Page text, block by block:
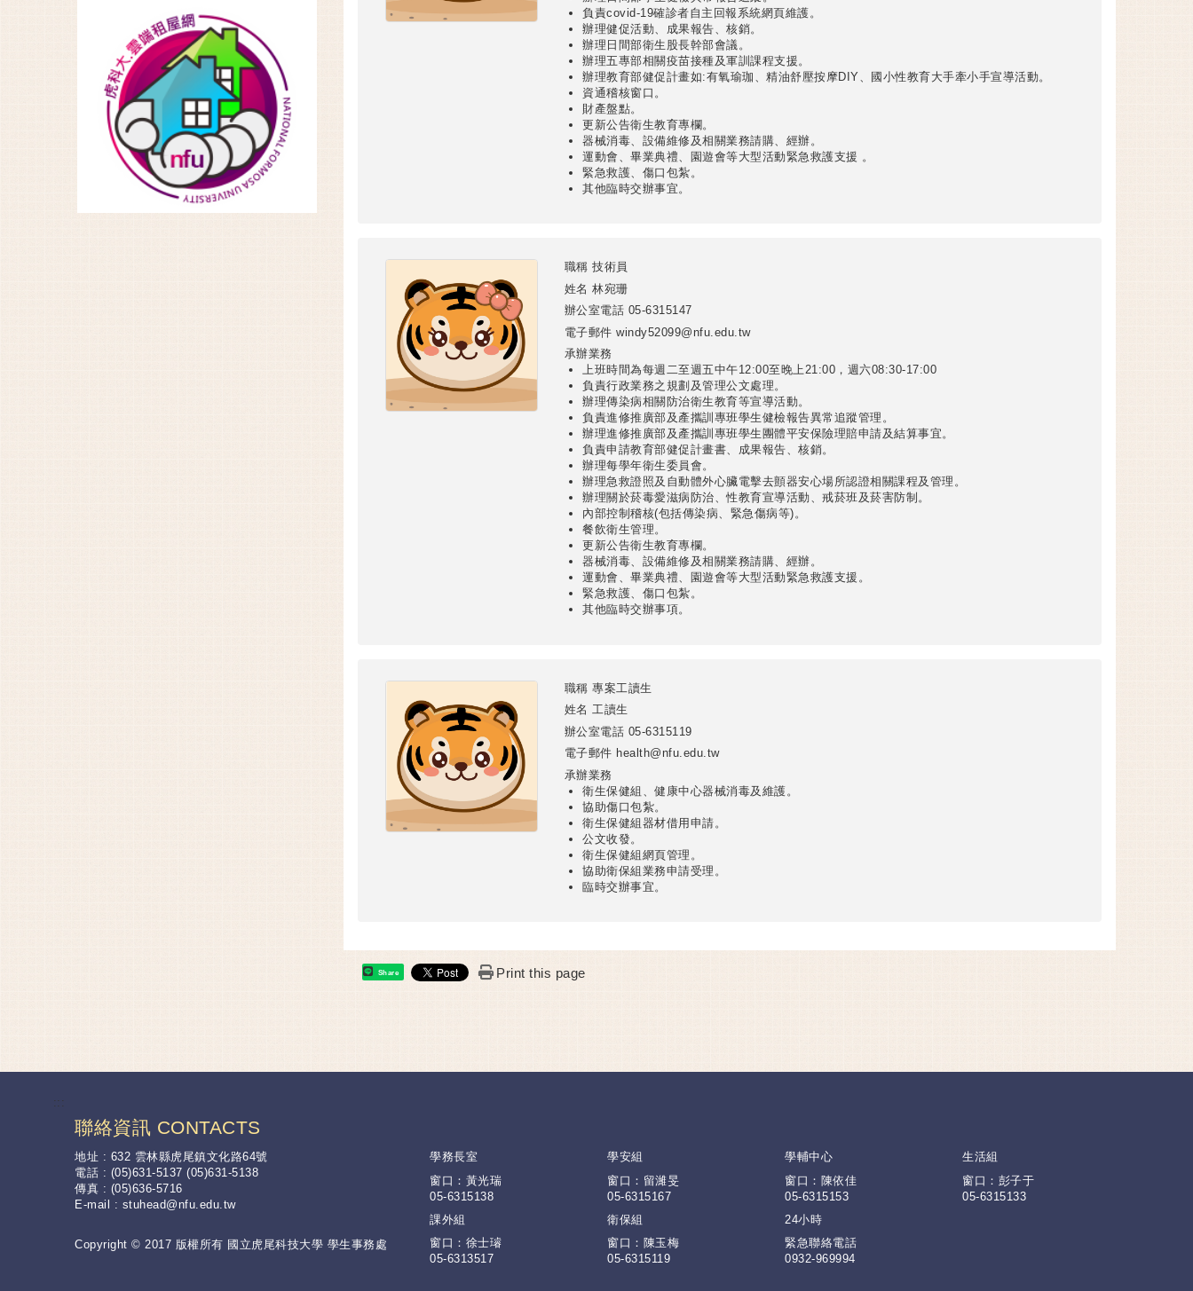
負責covid-19確診者自主回報系統網頁維護。
辦理健促活動、成果報告、核銷。
辦理日間部衛生股長幹部會議。
辦理五專部相關疫苗接種及軍訓課程支援。
辦理教育部健促計畫如:有氧瑜珈、精油舒壓按摩DIY、國小性教育大手牽小手宣導活動。
資通稽核窗口。
財產盤點。
更新公告衛生教育專欄。
器械消毒、設備維修及相關業務請購、經辦。
運動會、畢業典禮、園遊會等大型活動緊急救護支援 。
緊急救護、傷口包紮。
其他臨時交辦事宜。
職稱 技術員
姓名 林宛珊
辦公室電話 05-6315147
電子郵件 windy52099@nfu.edu.tw
承辦業務
上班時間為每週二至週五中午12:00至晚上21:00，週六08:30-17:00
負責行政業務之規劃及管理公文處理。
辦理傳染病相關防治衛生教育等宣導活動。
負責進修推廣部及產攜訓專班學生健檢報告異常追蹤管理。
辦理進修推廣部及產攜訓專班學生團體平安保險理賠申請及結算事宜。
負責申請教育部健促計畫書、成果報告、核銷。
辦理每學年衛生委員會。
辦理急救證照及自動體外心臟電擊去顫器安心場所認證相關課程及管理。
辦理關於菸毒愛滋病防治、性教育宣導活動、戒菸班及菸害防制。
內部控制稽核(包括傳染病、緊急傷病等)。
餐飲衛生管理。
更新公告衛生教育專欄。
器械消毒、設備維修及相關業務請購、經辦。
運動會、畢業典禮、園遊會等大型活動緊急救護支援。
緊急救護、傷口包紮。
其他臨時交辦事項。
職稱 專案工讀生
姓名 工讀生
辦公室電話 05-6315119
電子郵件 health@nfu.edu.tw
承辦業務
衛生保健組、健康中心器械消毒及維護。
協助傷口包紮。
衛生保健組器材借用申請。
公文收發。
衛生保健組網頁管理。
協助衛保組業務申請受理。
臨時交辦事宜。
Share Print this page
:::
聯絡資訊 CONTACTS
地址 : 632 雲林縣虎尾鎮文化路64號
電話 : (05)631-5137 (05)631-5138
傳真 : (05)636-5716
E-mail : stuhead@nfu.edu.tw
Copyright © 2017 版權所有 國立虎尾科技大學 學生事務處
學務長室
窗口：黃光瑞
05-6315138
學安組
窗口：留濰旻
05-6315167
學輔中心
窗口：陳依佳
05-6315153
生活組
窗口：彭子于
05-6315133
課外組
窗口：徐士璿
05-6313517
衛保組
窗口：陳玉梅
05-6315119
24小時
緊急聯絡電話
0932-969994